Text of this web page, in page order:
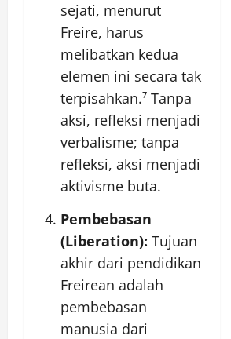
sejati, menurut
Freire, harus
melibatkan kedua
elemen ini secara tak
terpisahkan.⁷ Tanpa
aksi, refleksi menjadi
verbalisme; tanpa
refleksi, aksi menjadi
aktivisme buta.
Pembebasan
(Liberation): Tujuan
akhir dari pendidikan
Freirean adalah
pembebasan
manusia dari